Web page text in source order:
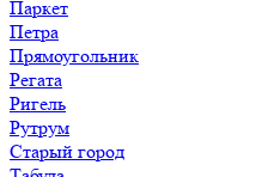
Паркет
Петра
Прямоугольник
Регата
Ригель
Рутрум
Старый город